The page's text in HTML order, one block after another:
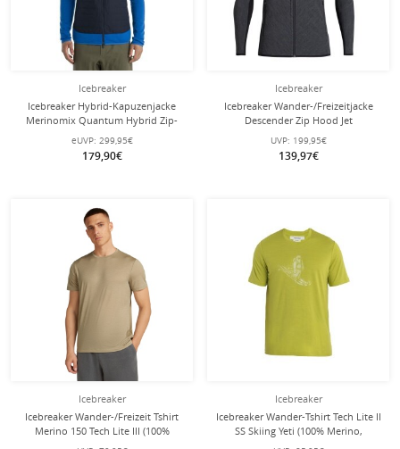
Icebreaker
Icebreaker Hybrid-Kapuzenjacke
Merinomix Quantum Hybrid Zip-
Hoodie - blau Herren
eUVP: 299,95€
179,90€
Icebreaker
Icebreaker Wander-/Freizeitjacke
Descender Zip Hood Jet
(Merinowolle, atmungsaktiv)
grau/schwarz Herren
UVP: 199,95€
139,97€
Icebreaker
Icebreaker Wander-/Freizeit Tshirt
Merino 150 Tech Lite III (100%
Merinowolle) braun Herren
Icebreaker
Icebreaker Wander-Tshirt Tech Lite II
SS Skiing Yeti (100% Merino,
Stoffstärke 150 Ultralight) limegrün